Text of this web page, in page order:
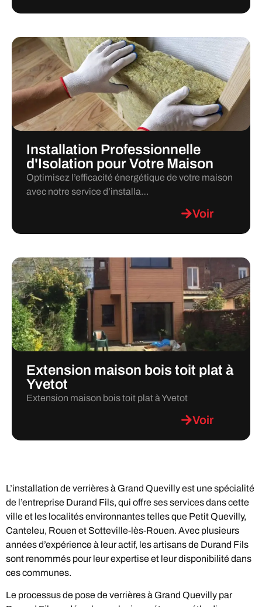
Installation Professionnelle
d'Isolation pour Votre Maison
Optimisez l’efficacité énergétique de votre maison
avec notre service d’installa…
Voir
Extension maison bois toit plat à
Yvetot
Extension maison bois toit plat à Yvetot
Voir
L’installation de verrières à Grand Quevilly est une spécialité
de l’entreprise Durand Fils, qui offre ses services dans cette
ville et les localités environnantes telles que Petit Quevilly,
Canteleu, Rouen et Sotteville-lès-Rouen. Avec plusieurs
années d’expérience à leur actif, les artisans de Durand Fils
sont renommés pour leur expertise et leur disponibilité dans
ces communes.
Le processus de pose de verrières à Grand Quevilly par